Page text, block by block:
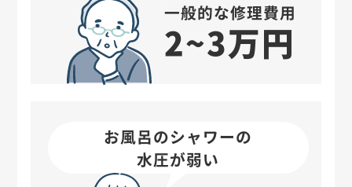
一般的な修理費用
2~3万円
お風呂のシャワーの
水圧が弱い